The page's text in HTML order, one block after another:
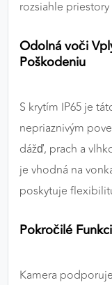
rozsiahle
Odolná voči
Poškodeniu
S krytím IP65 je
nepriaznivým
dážď, prach a
je vhodná na
poskytuje
Pokročilé
Kamera